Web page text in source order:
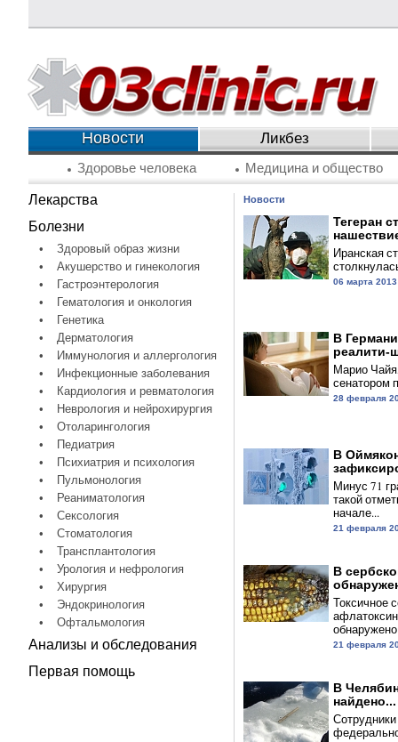
Новости Ликбез
Здоровье человека Медицина и общество
Лекарства
Болезни
•
Здоровый образ жизни
•
Акушерство и гинекология
•
Гастроэнтерология
•
Гематология и онкология
•
Генетика
•
Дерматология
•
Иммунология и аллергология
•
Инфекционные заболевания
•
Кардиология и ревматология
•
Неврология и нейрохирургия
•
Отоларингология
•
Педиатрия
•
Психиатрия и психология
•
Пульмонология
•
Реаниматология
•
Сексология
•
Стоматология
•
Трансплантология
•
Урология и нефрология
•
Хирургия
•
Эндокринология
•
Офтальмология
Анализы и обследования
Первая помощь
Новости
Тегеран
Иранская
06 марта 2013
В
реалити-
Марио
сенатором
28 февраля
В
Минус 71
такой
начале...
21 февраля
В
Токсичное
обнаружено
21 февраля
В
найдено...